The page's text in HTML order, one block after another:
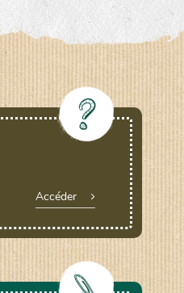
Accéder